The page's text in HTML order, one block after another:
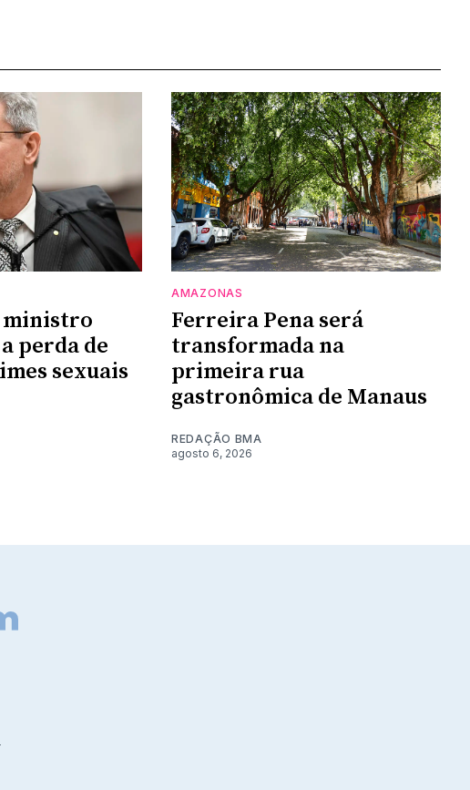
ministro
perda de
sexuais
AMAZONAS
Ferreira Pena será
transformada na
primeira rua
gastronômica de Manaus
REDAÇÃO BMA
agosto 6, 2026